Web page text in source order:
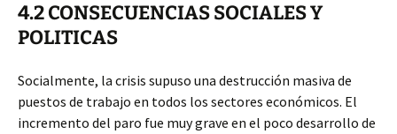
4.2 CONSECUENCIAS SOCIALES Y
POLITICAS
Socialmente, la crisis supuso una destrucción masiva de
puestos de trabajo en todos los sectores económicos. El
incremento del paro fue muy grave en el poco desarrollo de